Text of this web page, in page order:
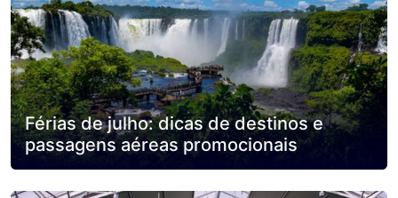
Férias de julho: dicas de destinos e
passagens aéreas promocionais